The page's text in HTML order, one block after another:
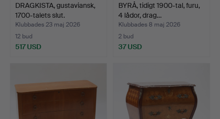
DRAGKISTA, gustaviansk,
1700-talets slut.
Klubbades 23 maj 2026
12 bud
517 USD
BYRÅ, tidigt 1900-tal, furu,
4 lådor, drag…
Klubbades 8 maj 2026
2 bud
37 USD